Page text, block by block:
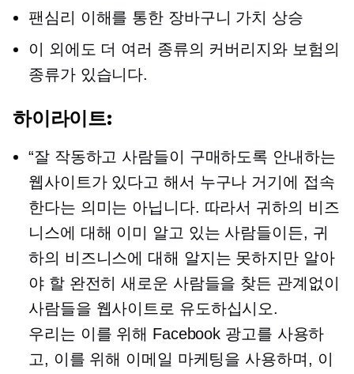
팬심리 이해를 통한 장바구니 가치 상승
이 외에도 더 여러 종류의 커버리지와 보험의
종류가 있습니다.
하이라이트:
“잘 작동하고 사람들이 구매하도록 안내하는
웹사이트가 있다고 해서 누구나 거기에 접속
한다는 의미는 아닙니다. 따라서 귀하의 비즈
니스에 대해 이미 알고 있는 사람들이든, 귀
하의 비즈니스에 대해 알지는 못하지만 알아
야 할 완전히 새로운 사람들을 찾든 관계없이
사람들을 웹사이트로 유도하십시오.
우리는 이를 위해 Facebook 광고를 사용하
고, 이를 위해 이메일 마케팅을 사용하며, 이